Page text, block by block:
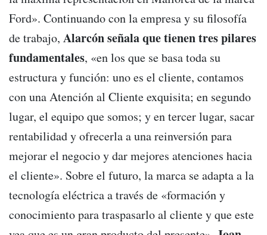
Ford». Continuando con la empresa y su filosofía
de trabajo, Alarcón señala que tienen tres pilares
fundamentales, «en los que se basa toda su
estructura y función: uno es el cliente, contamos
con una Atención al Cliente exquisita; en segundo
lugar, el equipo que somos; y en tercer lugar, sacar
rentabilidad y ofrecerla a una reinversión para
mejorar el negocio y dar mejores atenciones hacia
el cliente». Sobre el futuro, la marca se adapta a la
tecnología eléctrica a través de «formación y
conocimiento para traspasarlo al cliente y que este